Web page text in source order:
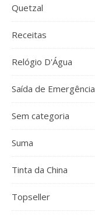
Quetzal
Receitas
Relógio D'Água
Saída de Emergência
Sem categoria
Suma
Tinta da China
Topseller